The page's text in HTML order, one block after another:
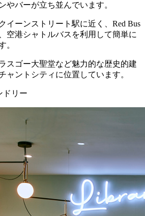
やバーが立ち並んでいます。
イーンストリート駅に近く、Red Bus
空港シャトルバスを利用して簡単に
。
スゴー大聖堂など魅力的な歴史的建
ャントシティに位置しています。
ドリー